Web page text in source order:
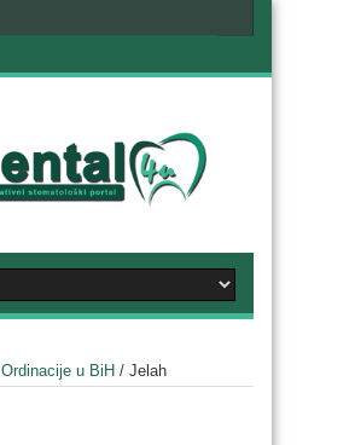
Ordinacije u BiH / Jelah